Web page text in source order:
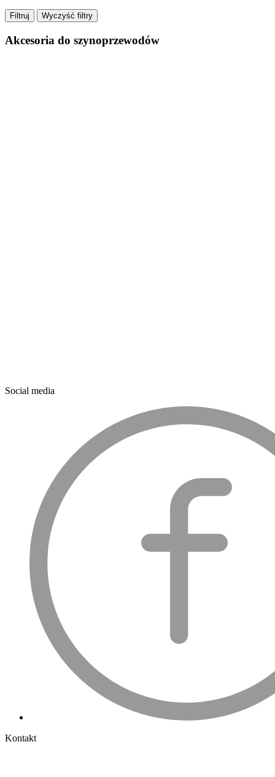
Filtruj Wyczyść filtry
Akcesoria do szynoprzewodów
Social media
Kontakt